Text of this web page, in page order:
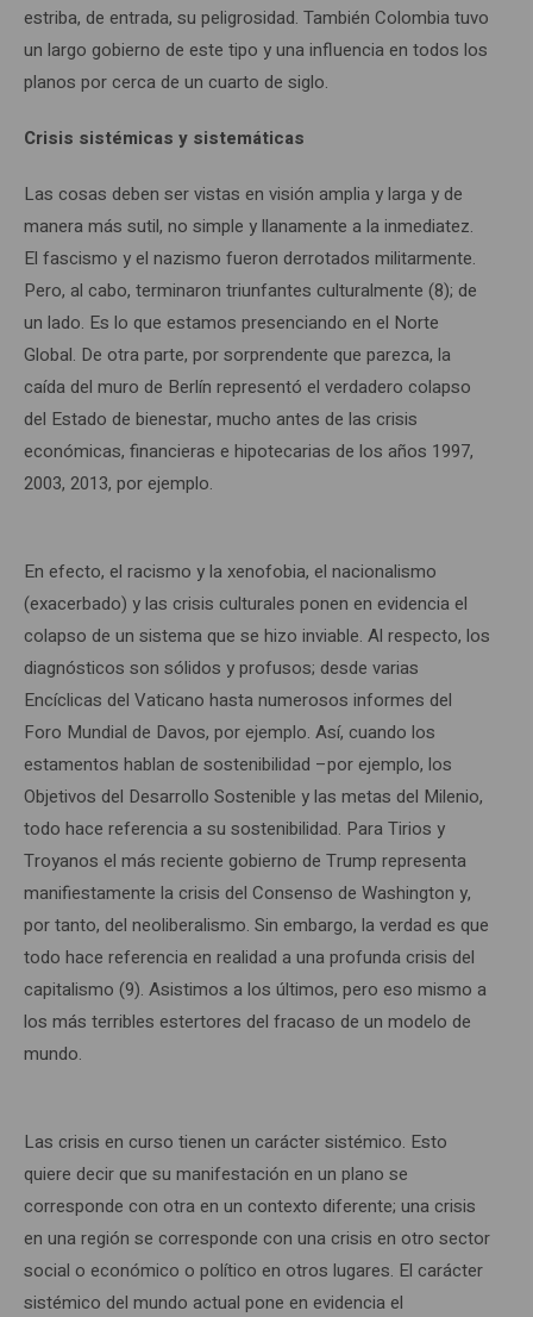
estriba, de entrada, su peligrosidad. También Colombia tuvo
un largo gobierno de este tipo y una influencia en todos los
planos por cerca de un cuarto de siglo.
Crisis sistémicas y sistemáticas
Las cosas deben ser vistas en visión amplia y larga y de
manera más sutil, no simple y llanamente a la inmediatez.
El fascismo y el nazismo fueron derrotados militarmente.
Pero, al cabo, terminaron triunfantes culturalmente (8); de
un lado. Es lo que estamos presenciando en el Norte
Global. De otra parte, por sorprendente que parezca, la
caída del muro de Berlín representó el verdadero colapso
del Estado de bienestar, mucho antes de las crisis
económicas, financieras e hipotecarias de los años 1997,
2003, 2013, por ejemplo.
En efecto, el racismo y la xenofobia, el nacionalismo
(exacerbado) y las crisis culturales ponen en evidencia el
colapso de un sistema que se hizo inviable. Al respecto, los
diagnósticos son sólidos y profusos; desde varias
Encíclicas del Vaticano hasta numerosos informes del
Foro Mundial de Davos, por ejemplo. Así, cuando los
estamentos hablan de sostenibilidad –por ejemplo, los
Objetivos del Desarrollo Sostenible y las metas del Milenio,
todo hace referencia a su sostenibilidad. Para Tirios y
Troyanos el más reciente gobierno de Trump representa
manifiestamente la crisis del Consenso de Washington y,
por tanto, del neoliberalismo. Sin embargo, la verdad es que
todo hace referencia en realidad a una profunda crisis del
capitalismo (9). Asistimos a los últimos, pero eso mismo a
los más terribles estertores del fracaso de un modelo de
mundo.
Las crisis en curso tienen un carácter sistémico. Esto
quiere decir que su manifestación en un plano se
corresponde con otra en un contexto diferente; una crisis
en una región se corresponde con una crisis en otro sector
social o económico o político en otros lugares. El carácter
sistémico del mundo actual pone en evidencia el